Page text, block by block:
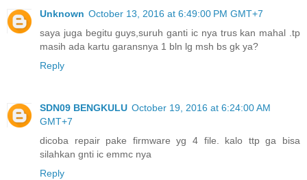
Unknown October 13, 2016 at 6:49:00 PM GMT+7
saya juga begitu guys,suruh ganti ic nya trus kan mahal .tp
masih ada kartu garansnya 1 bln lg msh bs gk ya?
Reply
SDN09 BENGKULU October 19, 2016 at 6:24:00 AM
GMT+7
dicoba repair pake firmware yg 4 file. kalo ttp ga bisa
silahkan gnti ic emmc nya
Reply